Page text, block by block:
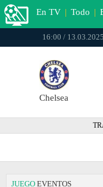
En TV | Todo |
16:00 /
Chelsea
JUEGO EVENTOS